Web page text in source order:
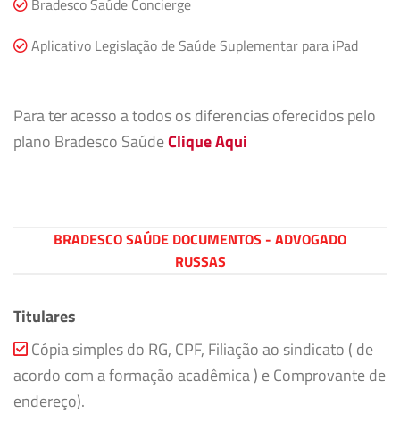
Bradesco Saúde Concierge
Aplicativo Legislação de Saúde Suplementar para iPad
Para ter acesso a todos os diferencias oferecidos pelo
plano Bradesco SaúdeClique Aqui
BRADESCO SAÚDE DOCUMENTOS - ADVOGADO
RUSSAS
Titulares
Cópia simples do RG, CPF, Filiação ao sindicato ( de
acordo com a formação acadêmica ) e Comprovante de
endereço).